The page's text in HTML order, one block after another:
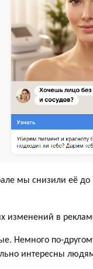
мы снизили её
изменений в
Немного по-
интересны